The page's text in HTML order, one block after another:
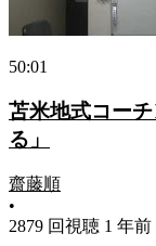
50:01
苫米地式コー
る」
齋藤順
•
2879 回視聴 1 年前